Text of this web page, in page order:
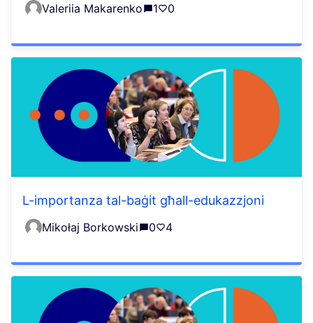
Valeriia Makarenko 1 0
L-importanza tal-baġit għall-edukazzjoni
Mikołaj Borkowski 0 4